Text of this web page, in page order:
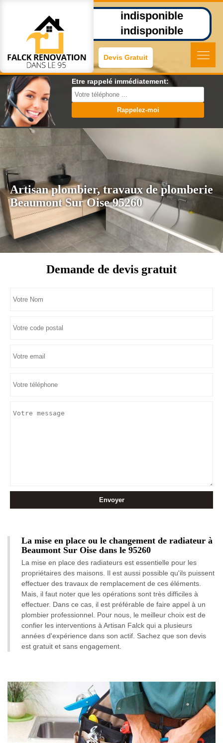
indisponible
indisponible
Devis Gratuit
Etre rappelé immédiatement:
Artisan plombier, travaux de plomberie
Beaumont Sur Oise 95260
Demande de devis gratuit
La mise en place ou le changement de radiateur à
Beaumont Sur Oise dans le 95260
La mise en place des radiateurs est essentielle pour les
propriétaires des maisons. Il est aussi possible qu'ils puissent
effectuer des travaux de remplacement de ces éléments.
Mais, il faut noter que les opérations sont très difficiles à
effectuer. Dans ce cas, il est préférable de faire appel à un
plombier professionnel. Pour nous, le meilleur choix est de
confier les interventions à Artisan Falck qui a plusieurs
années d'expérience dans son actif. Sachez que son devis
est gratuit et sans engagement.